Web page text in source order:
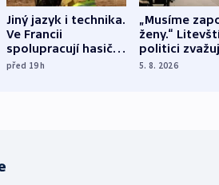
Jiný jazyk i technika.
Ve Francii
spolupracují hasiči z
různých zemí
před 19h
„Musíme
ženy.“
politici
dohodu o
5. 8. 2026